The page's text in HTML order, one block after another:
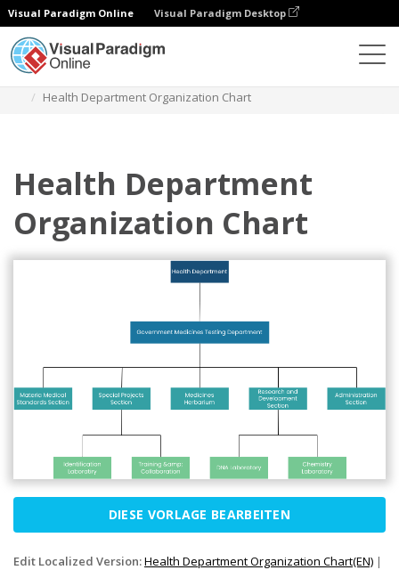
Visual Paradigm Online Visual Paradigm Desktop
Health Department Organization Chart
Health Department
Organization Chart
DIESE VORLAGE BEARBEITEN
Edit Localized Version:Health Department Organization Chart(EN) |